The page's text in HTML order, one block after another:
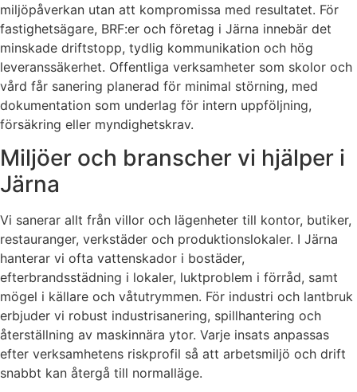
miljöpåverkan utan att kompromissa med resultatet. För
fastighetsägare, BRF:er och företag i Järna innebär det
minskade driftstopp, tydlig kommunikation och hög
leveranssäkerhet. Offentliga verksamheter som skolor och
vård får sanering planerad för minimal störning, med
dokumentation som underlag för intern uppföljning,
försäkring eller myndighetskrav.
Miljöer och branscher vi hjälper i
Järna
Vi sanerar allt från villor och lägenheter till kontor, butiker,
restauranger, verkstäder och produktionslokaler. I Järna
hanterar vi ofta vattenskador i bostäder,
efterbrandsstädning i lokaler, luktproblem i förråd, samt
mögel i källare och våtutrymmen. För industri och lantbruk
erbjuder vi robust industrisanering, spillhantering och
återställning av maskinnära ytor. Varje insats anpassas
efter verksamhetens riskprofil så att arbetsmiljö och drift
snabbt kan återgå till normalläge.